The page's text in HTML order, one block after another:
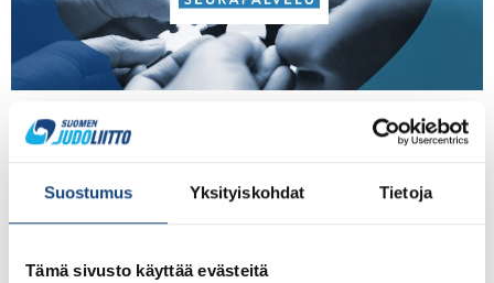
Suostumus Yksityiskohdat Tietoja
Tämä sivusto käyttää evästeitä
seuroille ke 20.10. klo 15-16 Ilmoittaudu webinaariin klo
Digitalisaatio muuttaa myös seuratoimintaa.
hallinnon kuin digitalisaation näkökulmasta tulee